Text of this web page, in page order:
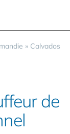
» Calvados
de